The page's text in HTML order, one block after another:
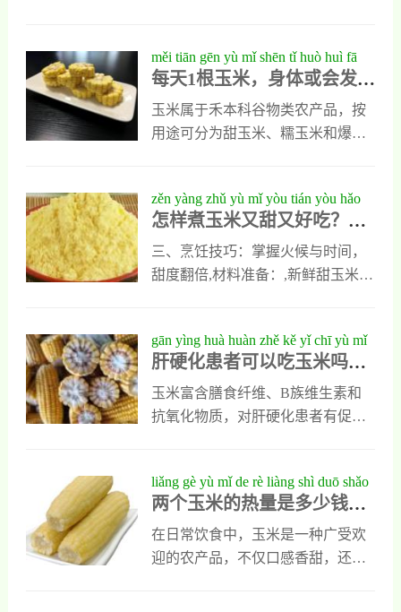
营养的理想食材。
降低黄斑变性风险，整根煮玉米升
糖指数约55，优于精米白面。建议
选择原形态玉米，搭配豆类、蔬菜
和油脂提升营养吸收，避免高糖高
měi tiān gēn yù mǐ shēn tǐ huò huì fā
shēng zhè xiē biàn huà cóng cháng dào
jiàn kāng dào xuè táng guǎn lǐ de kē
xué jiě xī
每天1根玉米，身体或会发生
这些变化——从肠道健康到
血糖管理的科学解析
玉米属于禾本科谷物类农产品，按
用途可分为甜玉米、糯玉米和爆裂
粉结构更紧密，升糖指数略高但饱
腹感更强。甜玉米GI约为55（属低
GI食物），糯玉米GI可达70以上
（中高GI）。
zěn yàng zhǔ yù mǐ yòu tián yòu hǎo
chī zhǎng wò zhè xiē jué qiào qīng
sōng zuò chū xiāng tián ruǎn nuò de
měi wèi yù mǐ
怎样煮玉米又甜又好吃？掌
握这些诀窍，轻松做出香甜
软糯的美味玉米
三、烹饪技巧：掌握火候与时间，
甜度翻倍,材料准备：,新鲜甜玉米2
1/4小勺（可选，帮助玉米更软糯）,
烹饪步骤：,步骤1：冷水入锅,将处
理好的玉米放入锅中，加入足量清
水（以淹没玉米为准），建议使用
gān yìng huà huàn zhě kě yǐ chī yù mǐ
ma quán miàn jiě xī yù mǐ de yíng yǎng
jià zhí yǔ jiàn kāng yǐng xiǎng
肝硬化患者可以吃玉米吗？
全面解析玉米的营养价值与
健康影响
玉米富含膳食纤维、B族维生素和
抗氧化物质，对肝硬化患者有促进
摄入过多加重肝脏代谢压力。建议
选择新鲜玉米自行烹饪，避免速冻
或罐装产品中额外的盐糖添加。日
常搭配低脂高蛋白食物，可为肝脏
liǎng gè yù mǐ de rè liàng shì duō shǎo
qián jiē mì yù mǐ de yíng yǎng yǔ jīng
jì jià zhí
两个玉米的热量是多少钱？
揭秘玉米的营养与经济价值
在日常饮食中，玉米是一种广受欢
迎的农产品，不仅口感香甜，还富